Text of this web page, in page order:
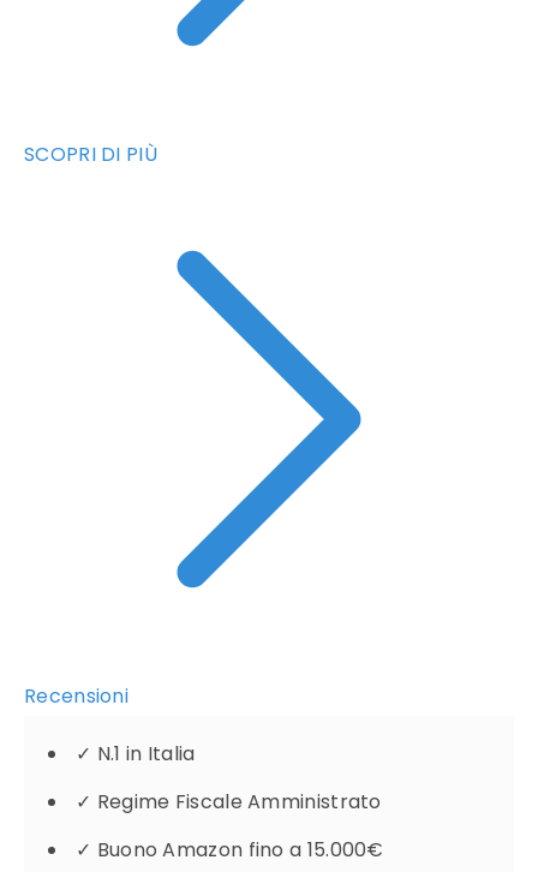
SCOPRI DI PIÙ
Recensioni
✓ N.1 in Italia
✓ Regime Fiscale Amministrato
✓ Buono Amazon fino a 15.000€